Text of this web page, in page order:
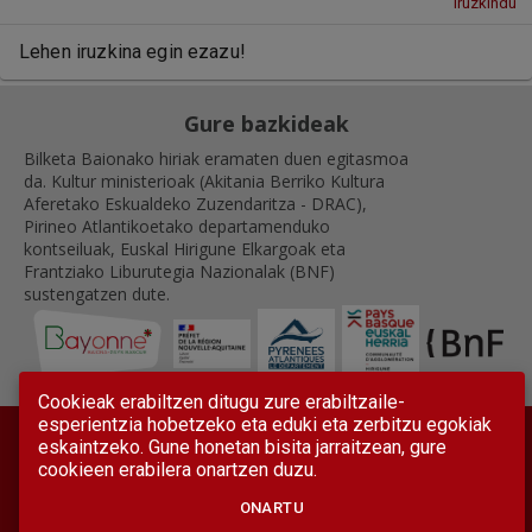
Lehen iruzkina egin ezazu!
Gure bazkideak
Bilketa Baionako hiriak eramaten duen egitasmoa
da. Kultur ministerioak (Akitania Berriko Kultura
Aferetako Eskualdeko Zuzendaritza - DRAC),
Pirineo Atlantikoetako departamenduko
kontseiluak, Euskal Hirigune Elkargoak eta
Frantziako Liburutegia Nazionalak (BNF)
sustengatzen dute.
Cookieak erabiltzen ditugu zure erabiltzaile-
esperientzia hobetzeko eta eduki eta zerbitzu egokiak
eskaintzeko. Gune honetan bisita jarraitzean, gure
cookieen erabilera onartzen duzu.
ONARTU